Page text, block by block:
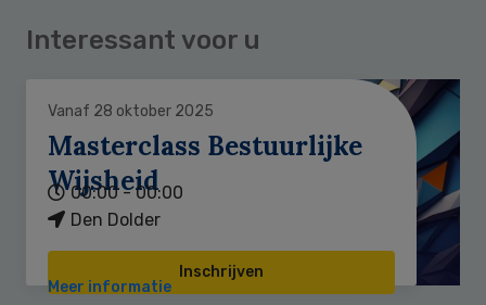
Interessant voor u
Vanaf 28 oktober 2025
Masterclass Bestuurlijke
Wijsheid
00:00 - 00:00
Den Dolder
Inschrijven
Meer informatie